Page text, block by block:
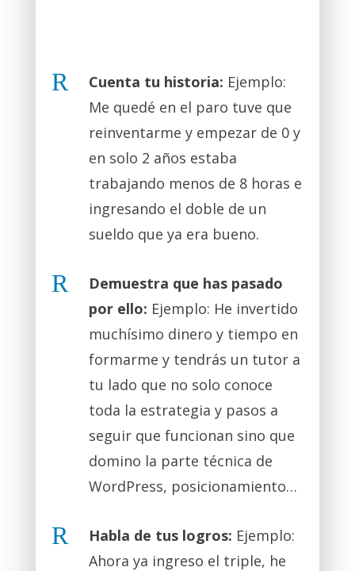
R Cuenta tu historia: Ejemplo:
Me quedé en el paro tuve que
reinventarme y empezar de 0 y
en solo 2 años estaba
trabajando menos de 8 horas e
ingresando el doble de un
sueldo que ya era bueno.
R
Demuestra que has pasado
por ello: Ejemplo: He invertido
muchísimo dinero y tiempo en
formarme y tendrás un tutor a
tu lado que no solo conoce
toda la estrategia y pasos a
seguir que funcionan sino que
domino la parte técnica de
WordPress, posicionamiento…
R Habla de tus logros: Ejemplo:
Ahora ya ingreso el triple, he